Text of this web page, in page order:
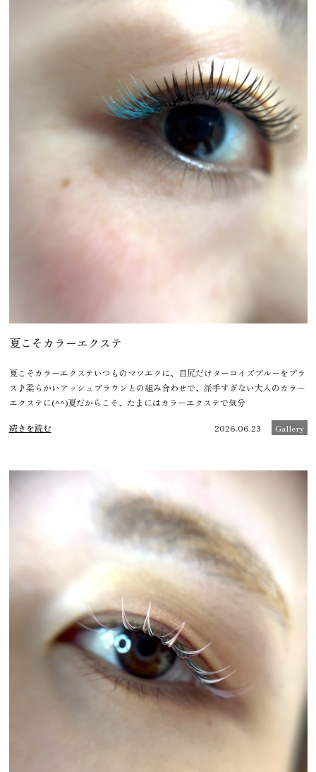
夏こそカラーエクステ
夏こそカラーエクステいつものマツエクに、目尻だけターコイズブルーをプラ
ス♪柔らかいアッシュブラウンとの組み合わせで、派手すぎない大人のカラー
エクステに(^^)夏だからこそ、たまにはカラーエクステで気分
続きを読む 2026.06.23 Gallery